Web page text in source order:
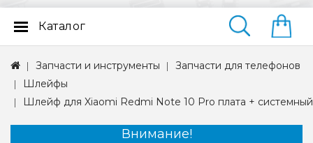
Найти
Каталог
Запчасти и инструменты
Запчасти для телефонов
Шлейфы
Шлейф для Xiaomi Redmi Note 10 Pro плата +
Внимание!